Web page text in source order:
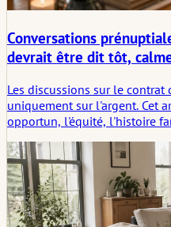
Conversations
devrait être dit tôt,
Les discussions sur le
uniquement sur l'argent. Cet
opportun, l'équité, l'histoire
préoccupations tacites que
que les formalités